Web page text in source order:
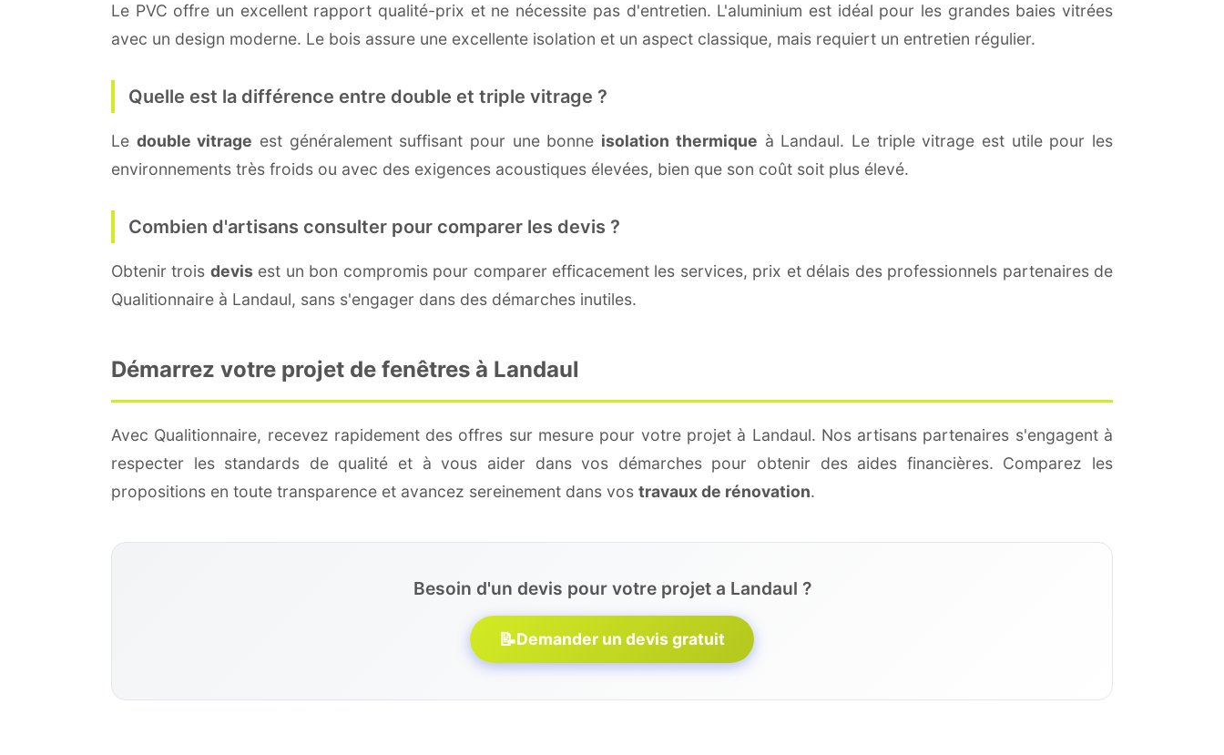
Le PVC offre un excellent rapport qualité-prix et ne nécessite pas d'entretien. L'aluminium est idéal pour les grandes baies vitrées
avec un design moderne. Le bois assure une excellente isolation et un aspect classique, mais requiert un entretien régulier.
Quelle est la différence entre double et triple vitrage ?
Le double vitrage est généralement suffisant pour une bonne isolation thermique à Landaul. Le triple vitrage est utile pour les
environnements très froids ou avec des exigences acoustiques élevées, bien que son coût soit plus élevé.
Combien d'artisans consulter pour comparer les devis ?
Obtenir trois devisest un bon compromis pour comparer efficacement les services, prix et délais des professionnels partenaires de
Qualitionnaire à Landaul, sans s'engager dans des démarches inutiles.
Démarrez votre projet de fenêtres à Landaul
Avec Qualitionnaire, recevez rapidement des offres sur mesure pour votre projet à Landaul. Nos artisans partenaires s'engagent à
respecter les standards de qualité et à vous aider dans vos démarches pour obtenir des aides financières. Comparez les
propositions en toute transparence et avancez sereinement dans vos travaux de rénovation.
Besoin d'un devis pour votre projet a Landaul ?
📝Demander un devis gratuit